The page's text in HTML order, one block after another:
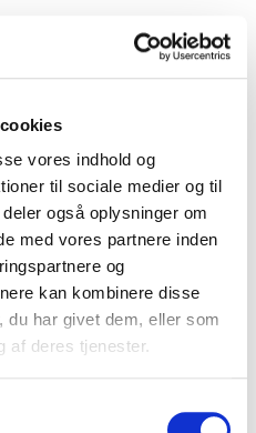
vores indhold og
til sociale medier og til
også oplysninger om
med vores partnere inden
og
kan kombinere disse
du har givet dem, eller som
af deres tjenester.
i Midtjylland, som
FYAM og DSAM på
145, Silkeborg.
Hvordan reagerer vi
kan patienterne
fra patienterne
østrogen m.m.) skal
i mødet med
af Christian Vøhtz, som
mens Helle Therese